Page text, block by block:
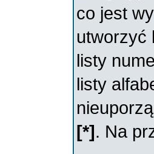
co jest
utworzyć
listy
listy
[*]. Na